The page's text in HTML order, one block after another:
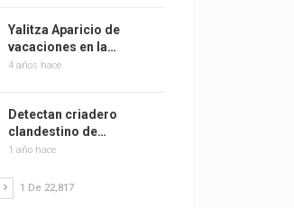
Yalitza Aparicio de
vacaciones en la…
4 años hace
Detectan criadero
clandestino de…
1 año hace
1 De 22,817